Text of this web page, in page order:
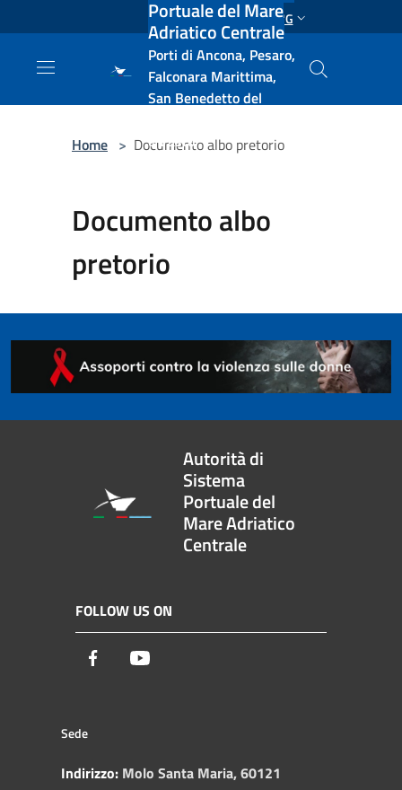
Salta al contenuto principale ENG
Portuale del Mare
Adriatico Centrale
Porti di Ancona, Pesaro,
Falconara Marittima,
San Benedetto del
e Vasto
Home > Documento albo pretorio
Documento albo
pretorio
Autorità di
Sistema
Portuale del
Mare Adriatico
Centrale
FOLLOW US ON
Facebook
Sede
Indirizzo: Molo Santa Maria, 60121